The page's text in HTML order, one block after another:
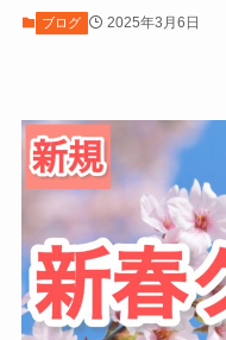
ブログ 2025年3月6日